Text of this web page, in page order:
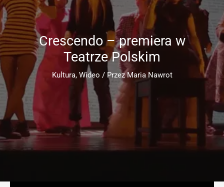
Crescendo – premiera w
Teatrze Polskim
Kultura, Wideo / PrzezMaria Nawrot